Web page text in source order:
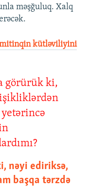
məşğuluq. Xalq
kütləviliyini
görürük ki,
nəyi ediriksə,
başqa tərzdə